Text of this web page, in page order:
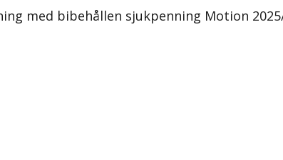
med bibehållen sjukpenning Motion